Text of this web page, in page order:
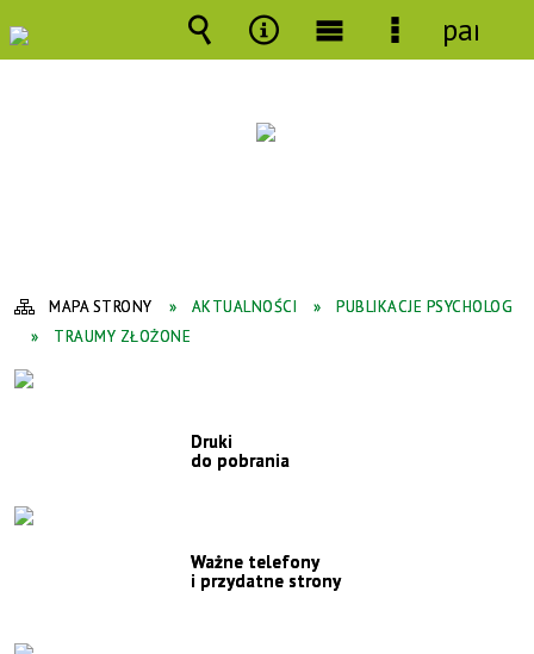
MAPA STRONY AKTUALNOŚCI
PUBLIKACJE PSYCHOLOG
TRAUMY ZŁOŻONE
Druki
do pobrania
Ważne telefony
i przydatne strony
Wyszukiwarka
Narzędzia
MenuMenu
panel